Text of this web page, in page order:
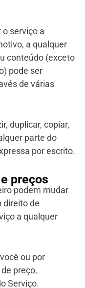
serviço a
a qualquer
conteúdo (exceto
pode ser
de várias
duplicar, copiar,
parte do
por escrito.
preços
podem mudar
direito de
a qualquer
ou por
preço,
Serviço.